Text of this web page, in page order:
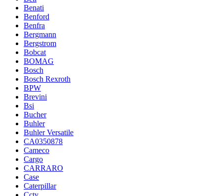
Benati
Benford
Benfra
Bergmann
Bergstrom
Bobcat
BOMAG
Bosch
Bosch Rexroth
BPW
Brevini
Bsi
Bucher
Buhler
Buhler Versatile
CA0350878
Cameco
Cargo
CARRARO
Case
Caterpillar